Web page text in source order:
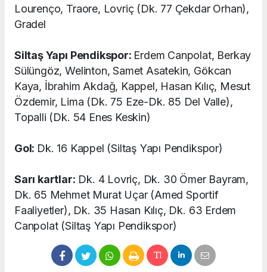
Lourenço, Traore, Lovriç (Dk. 77 Çekdar Orhan),
Gradel
Siltaş Yapı Pendikspor: Erdem Canpolat, Berkay
Sülüngöz, Welinton, Samet Asatekin, Gökcan
Kaya, İbrahim Akdağ, Kappel, Hasan Kılıç, Mesut
Özdemir, Lima (Dk. 75 Eze-Dk. 85 Del Valle),
Topalli (Dk. 54 Enes Keskin)
Gol: Dk. 16 Kappel (Siltaş Yapı Pendikspor)
Sarı kartlar: Dk. 4 Lovriç, Dk. 30 Ömer Bayram,
Dk. 65 Mehmet Murat Uçar (Amed Sportif
Faaliyetler), Dk. 35 Hasan Kılıç, Dk. 63 Erdem
Canpolat (Siltaş Yapı Pendikspor)